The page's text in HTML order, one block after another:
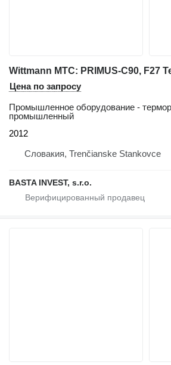
Wittmann MTC: PRIMUS-C90, F27
Цена по запросу
Промышленное оборудование -
промышленный
2012
Словакия, Trenčianske Stankovce
BASTA INVEST, s.r.o.